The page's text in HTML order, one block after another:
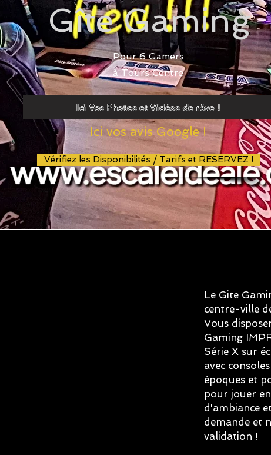
Gîte Gaming
Pour 6 Gamers
à Tours Centre
Ici Vos Photos et Vidéos de rêve !
Ici vos avis Google !
Vérifiez les Disponibilités / Tarifs et RESERVEZ !
Le Gite
centre-ville
Vous
Gaming
Série X sur
avec
époques et
pour jouer
d'ambiance
demande et
validation !